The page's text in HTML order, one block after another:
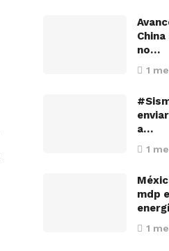
no…
1
a…
1
mdp
1